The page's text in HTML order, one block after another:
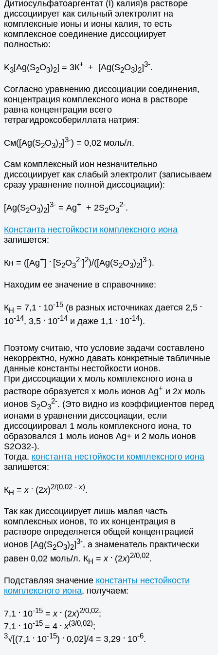
Дитиосульфатоаргентат (I) калия)в растворе
диссоциирует как сильный электролит на
комплексные ионы и ионы калия, то есть
комплексное соединение диссоциирует
полностью:
K3[Ag(S2O3)2] = 3К+ + [Ag(S2O3)2]3-.
Согласно уравнению диссоциации соединения,
концентрация комплексного иона в растворе
равна концентрации всего
тетрагидроксобериллата натрия:
См([Ag(S2O3)2]3-) = 0,02 моль/л.
Сам комплексный ион незначительно
диссоциирует как слабый электролит (записываем
сразу уравнение полной диссоциации):
[Ag(S2O3)2]3- = Ag+ + 2S2O3
2-.
Константа нестойкости комплексного иона
запишется:
Кн = ([Ag+] . [S2O3
2-]2)/([Ag(S2O3)2]3-).
Находим ее значение в справочнике:
КН = 7,1 . 10-15 (в разных источниках дается 2,5 .
10-14, 3,5 . 10-14 и даже 1,1 . 10-14).
Поэтому считаю, что условие задачи составлено
некорректно, нужно давать конкретные табличные
данные константы нестойкости ионов.
При диссоциации х моль комплексного иона в
растворе образуется х моль ионов Ag+ и 2хмоль
ионов S2O3
2-. (Это видно из коэффициентов перед
ионами в уравнении диссоциации, если
диссоциировал 1 моль комплексного иона, то
образовался 1 моль ионов Ag+ и 2 моль ионов
S2O32-).
Тогда, константа нестойкости комплексного иона
запишется:
КН = х . (2х)2/(0,02 - х).
Так как диссоциирует лишь малая часть
комплексных ионов, то их концентрация в
растворе определяется общей концентрацией
ионов [Ag(S2O3)2]3-, а знаменатель практически
равен 0,02 моль/л. КН =х . (2х)2/0,02.
Подставляя значение константы нестойкости
комплексного иона, получаем:
7,1 . 10-15 = х . (2х)2/0,02;
7,1 . 10-15 = 4 . х(3/0,02);
3√[(7,1 . 10-15) . 0,02]/4 = 3,29 . 10-6.